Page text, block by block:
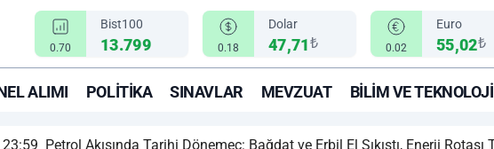
0.70
Bist100
13.799 0.18
Dolar
47,71₺ 0.02
Euro
55,02₺
ALIMI POLITIKA SINAVLAR MEVZUAT BILIM VE TEKNOLOJI
Dönemeç: Bağdat ve Erbil El Sıkıştı, Enerji Rotası Türkiye!